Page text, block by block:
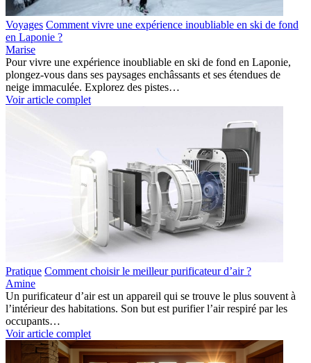
Voyages Comment vivre une expérience inoubliable en ski de fond
en Laponie ?
Marise
Pour vivre une expérience inoubliable en ski de fond en Laponie,
plongez-vous dans ses paysages enchâssants et ses étendues de
neige immaculée. Explorez des pistes…
Voir article complet
Pratique Comment choisir le meilleur purificateur d’air ?
Amine
Un purificateur d’air est un appareil qui se trouve le plus souvent à
l’intérieur des habitations. Son but est purifier l’air respiré par les
occupants…
Voir article complet